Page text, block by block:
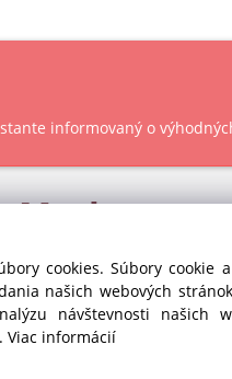
informovaný o
Market
pri Dunaji (SC)
cookies. Súbory cookie
našich webových
návštevnosti našich
Viac informácií